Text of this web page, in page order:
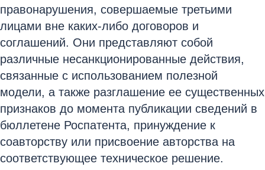
правонарушения, совершаемые третьими
лицами вне каких-либо договоров и
соглашений. Они представляют собой
различные несанкционированные действия,
связанные с использованием полезной
модели, а также разглашение ее существенных
признаков до момента публикации сведений в
бюллетене Роспатента, принуждение к
соавторству или присвоение авторства на
соответствующее техническое решение.